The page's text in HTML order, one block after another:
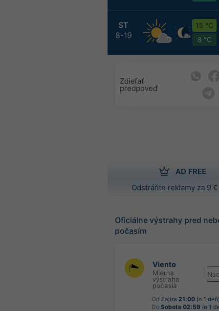
ST
8-19
15 °C
8 °C
Zdieľať
predpoveď
AD FREE
Odstráňte reklamy za 9
Oficiálne výstrahy pred
počasím
Viento
Mierna
výstraha
počasia
Od Zajtra 21:00 (o 1
Do Sobota 02:59 (o 1